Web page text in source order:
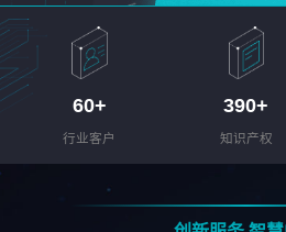
60+
行业客户
390+
知识产权